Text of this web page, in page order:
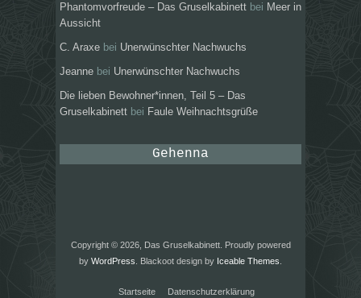
Phantomvorfreude – Das Gruselkabinett bei Meer in
Aussicht
C. Araxe bei Unerwünschter Nachwuchs
Jeanne bei Unerwünschter Nachwuchs
Die lieben Bewohner*innen, Teil 5 – Das
Gruselkabinett bei Faule Weihnachtsgrüße
Gehenna
Copyright © 2026, Das Gruselkabinett. Proudly powered
by WordPress . Blackoot design by Iceable Themes
Startseite Datenschutzerklärung